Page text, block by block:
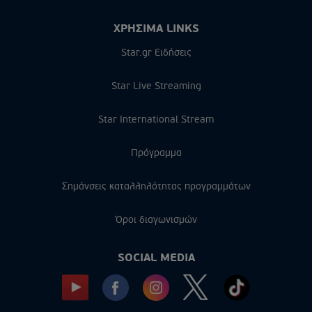
ΧΡΗΣΙΜΑ LINKS
Star.gr Ειδήσεις
Star Live Streaming
Star International Stream
Πρόγραμμα
Σημάνσεις καταλληλότητας προγραμμάτων
Όροι διαγωνισμών
SOCIAL MEDIA